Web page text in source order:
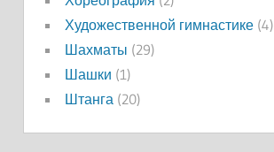
Художественной гимнастике(4)
Шахматы (29)
Шашки (1)
Штанга (20)